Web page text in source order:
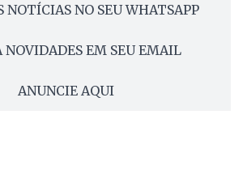
NOTÍCIAS NO SEU WHATSAPP
NOVIDADES EM SEU EMAIL
ANUNCIE AQUI